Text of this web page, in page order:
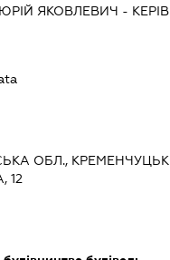
ЯКОВЛЕВИЧ -
ОБЛ.,
12